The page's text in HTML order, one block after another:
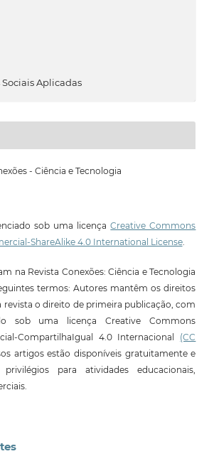
Aplicadas
- Ciência e Tecnologia
sob uma licençaCreative Commons
ShareAlike 4.0 International License.
na Revista Conexões: Ciência e Tecnologia
termos: Autores mantêm os direitos
revista o direito de primeira publicação, com
sob uma licença Creative Commons
CompartilhaIgual 4.0 Internacional (CC
artigos estão disponíveis gratuitamente e
para atividades educacionais,